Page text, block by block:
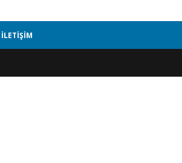
İLETIŞIM